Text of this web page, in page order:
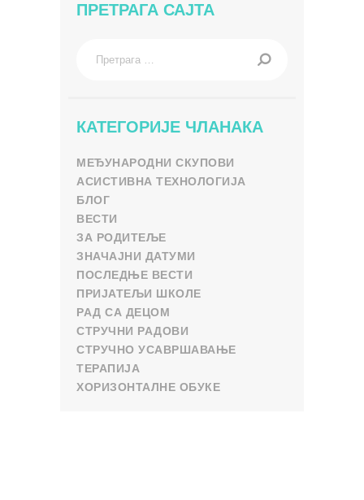
ПРЕТРАГА САЈТА
КАТЕГОРИЈЕ ЧЛАНАКА
МЕЂУНАРОДНИ СКУПОВИ
АСИСТИВНА ТЕХНОЛОГИЈА
БЛОГ
ВЕСТИ
ЗА РОДИТЕЉЕ
ЗНАЧАЈНИ ДАТУМИ
ПОСЛЕДЊЕ ВЕСТИ
ПРИЈАТЕЉИ ШКОЛЕ
РАД СА ДЕЦОМ
СТРУЧНИ РАДОВИ
СТРУЧНО УСАВРШАВАЊЕ
ТЕРАПИЈА
ХОРИЗОНТАЛНЕ ОБУКЕ